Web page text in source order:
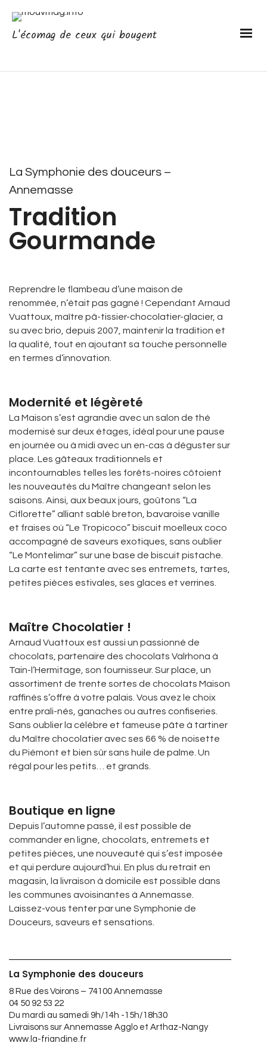
L'écomag de ceux qui bougent
La Symphonie des douceurs –
Annemasse
Tradition
Gourmande
Reprendre le flambeau d’une maison de
renommée, n’était pas gagné ! Cependant Arnaud
Vuattoux, maître pâ-tissier-chocolatier-glacier, a
su avec brio, depuis 2007, maintenir la tradition et
la qualité, tout en ajoutant sa touche personnelle
en termes d’innovation.
Modernité et légèreté
La Maison s’est agrandie avec un salon de thé
modernisé sur deux étages, idéal pour une pause
en journée ou à midi avec un en-cas à déguster sur
place. Les gâteaux traditionnels et
incontournables telles les forêts-noires côtoient
les nouveautés du Maître changeant selon les
saisons. Ainsi, aux beaux jours, goûtons “La
Ciflorette” alliant sablé breton, bavaroise vanille
et fraises où “Le Tropicoco” biscuit moelleux coco
accompagné de saveurs exotiques, sans oublier
“Le Montelimar” sur une base de biscuit pistache.
La carte est tentante avec ses entremets, tartes,
petites pièces estivales, ses glaces et verrines.
Maître Chocolatier !
Arnaud Vuattoux est aussi un passionné de
chocolats, partenaire des chocolats Valrhona à
Tain-l’Hermitage, son fournisseur. Sur place, un
assortiment de trente sortes de chocolats Maison
raffinés s’offre à votre palais. Vous avez le choix
entre prali-nés, ganaches ou autres confiseries.
Sans oublier la célèbre et fameuse pâte à tartiner
du Maître chocolatier avec ses 66 % de noisette
du Piémont et bien sûr sans huile de palme. Un
régal pour les petits… et grands.
Boutique en ligne
Depuis l’automne passé, il est possible de
commander en ligne, chocolats, entremets et
petites pièces, une nouveauté qui s’est imposée
et qui perdure aujourd’hui. En plus du retrait en
magasin, la livraison à domicile est possible dans
les communes avoisinantes à Annemasse.
Laissez-vous tenter par une Symphonie de
Douceurs, saveurs et sensations.
La Symphonie des douceurs
8 Rue des Voirons – 74100 Annemasse
04 50 92 53 22
Du mardi au samedi 9h/14h -15h/18h30
Livraisons sur Annemasse Agglo et Arthaz-Nangy
www.la-friandine.fr